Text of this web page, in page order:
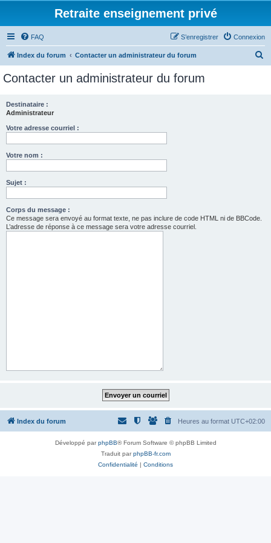
Retraite enseignement privé
FAQ Connexion
S’enregistrer
Index du forum Contacter un administrateur du forum
Contacter un administrateur du forum
Destinataire :
Administrateur
Votre adresse courriel :
Votre nom :
Sujet :
Corps du message :
Ce message sera envoyé au format texte, ne pas inclure de code HTML ni de BBCode.
L’adresse de réponse à ce message sera votre adresse courriel.
Index du forum Heures au format UTC+02:00
Développé parphpBB® Forum Software © phpBB Limited
Traduit parphpBB-fr.com
Confidentialité | Conditions